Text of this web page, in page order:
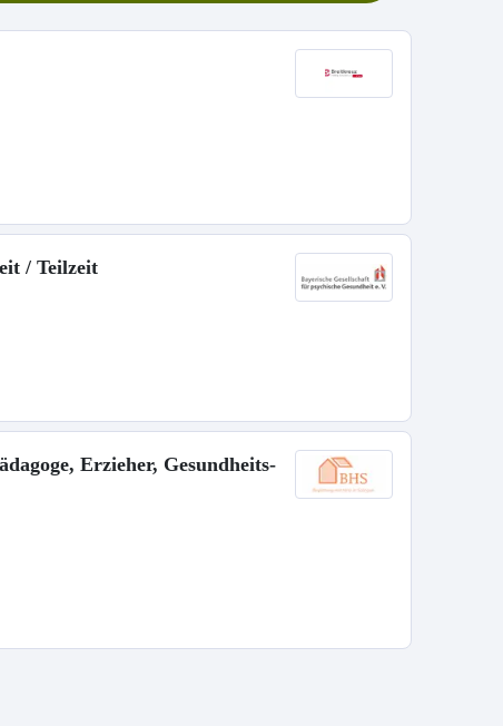
/ Teilzeit
Erzieher, Gesundheits-